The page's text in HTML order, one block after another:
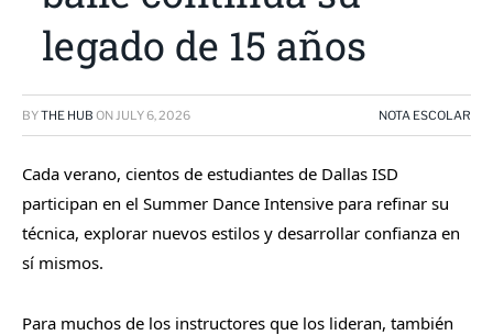
legado de 15 años
BYTHE HUB ON JULY 6, 2026 NOTA ESCOLAR
Cada verano, cientos de estudiantes de Dallas ISD
participan en el Summer Dance Intensive para refinar su
técnica, explorar nuevos estilos y desarrollar confianza en
sí mismos.
Para muchos de los instructores que los lideran, también